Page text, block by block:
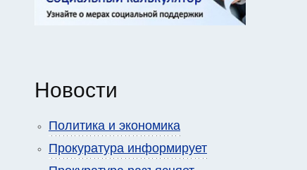
Новости
Политика и экономика
Прокуратура информирует